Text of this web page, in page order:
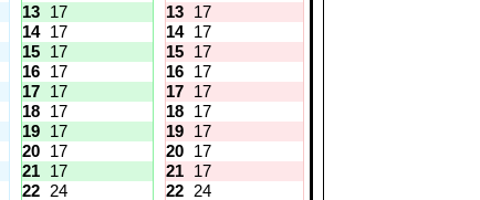
13 17 13 17
14 17 14 17
15 17 15 17
16 17 16 17
17 17 17 17
18 17 18 17
19 17 19 17
20 17 20 17
21 17 21 17
22 24 22 24